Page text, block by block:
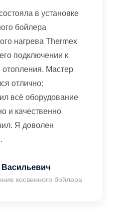
в установке
бойлера
нагрева Thermex
подключении к
отопления. Мастер
отлично:
всё оборудование
и качественно
Я доволен
косвенного бойлера